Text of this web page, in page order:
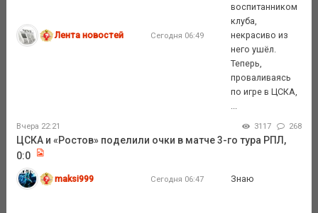
Лента новостей Сегодня 06:49
воспитанником
клуба,
некрасиво из
него ушёл.
Теперь,
проваливаясь
по игре в ЦСКА,
Вчера 22:21 3117 268
ЦСКА и «Ростов» поделили очки в матче 3-го тура РПЛ,
0:0
maksi999 Сегодня 06:47 Знаю